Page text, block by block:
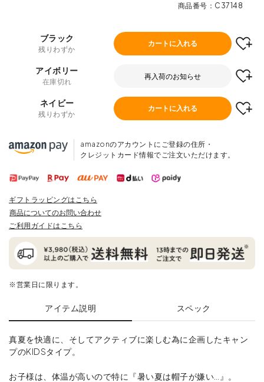
商品番号 C37148
ブラック
残りわずか
カートに入れる
アイボリー
在庫切れ
再入荷のお知らせ
ネイビー
残りわずか
カートに入れる
amazonのアカウントにご登録の住所・
クレジットカード情報でご注文いただけます。
ギフトラッピングはこちら
商品についてのお問い合わせ
ご利用ガイドはこちら
※営業日に限ります。
アイテム説明 スペック
真夏を快適に、そしてアクティブに楽しむ為に企画したキャン
プのKIDSタイプ。
お子様は、体温が高いので特に『暑い夏は帽子が嫌い…』。